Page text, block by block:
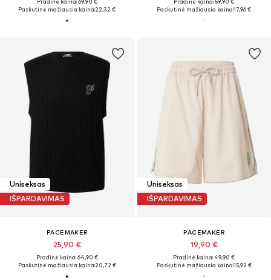
Pradinė kaina: 69,90 €
Paskutinė mažiausia kaina:22,32 €
Pradinė kaina: 59,90 €
Paskutinė mažiausia kaina:17,96 €
Uniseksas
IŠPARDAVIMAS
PACEMAKER
25,90 €
Pradinė kaina: 64,90 €
Paskutinė mažiausia kaina:20,72 €
Uniseksas
IŠPARDAVIMAS
PACEMAKER
19,90 €
Pradinė kaina: 49,90 €
Paskutinė mažiausia kaina:15,92 €